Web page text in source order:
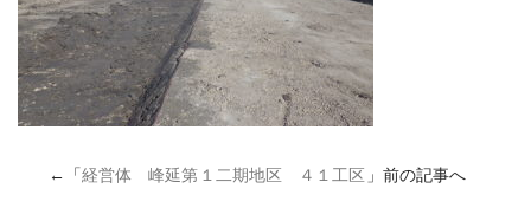
←「経営体 峰延第１二期地区 ４１工区 」前の記事へ